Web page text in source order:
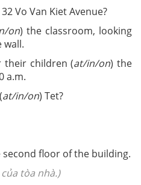
32 Vo Van Kiet Avenue?
on) the classroom, looking
wall.
their children (at/in/on) the
a.m.
at/in/on) Tet?
second floor of the building.
tòa nhà.)